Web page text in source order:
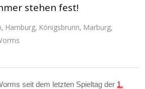
stehen fest!
, Hamburg, Königsbrunn, Marburg,
seit dem letzten Spieltag der 1.